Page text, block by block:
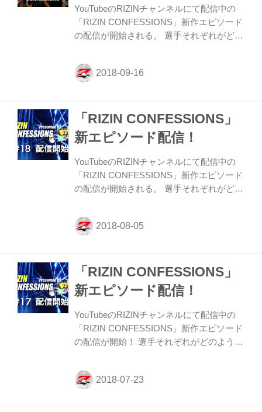
YouTubeのRIZINチャンネルにて配信中の
「RIZIN CONFESSIONS」新作エピソード
の配信が開始される。 選手それぞれがどの
日々の練習。さらに家族や恩師たちが語る
選手の人間性など日常生活に密着しなが
なるドキュメンタリー番組。 新作エピソー
ド（#21）では、9月30日（日）さいたまス
ーパーアリーナで開催する『RIZIN.13』で
対戦が決定した堀口恭司選手、那須川天心
選手、大砂嵐選手、山本美憂選手が登場。
堀口選手のアメリカ生活に密着し、“世紀の
「RIZIN CONFESSIONS」
新エピソード配信！
YouTubeのRIZINチャンネルにて配信中の
「RIZIN CONFESSIONS」新作エピソード
の配信が開始される。 選手それぞれがどの
日々の練習。さらに家族や恩師たちが語る
選手の人間性など日常生活に密着しなが
なるドキュメンタリー番組。 新作エピソー
ド（#18）では、8月12日（日）ドルフィン
ズアリーナで開催する『RWEDDINGS
presents RIZIN.12』でメインを務める矢地
祐介選手が登場。その明るさ、強さ、その
ルーツを本人、そして関係者が“告白”。ま
「RIZIN CONFESSIONS」
新エピソード配信！
YouTubeのRIZINチャンネルにて配信中の
「RIZIN CONFESSIONS」新作エピソード
の配信が開始！ 選手それぞれがどのような
練習。さらに家族や恩師たちが語る選手の
人間性など日常生活に密着しながら、それ